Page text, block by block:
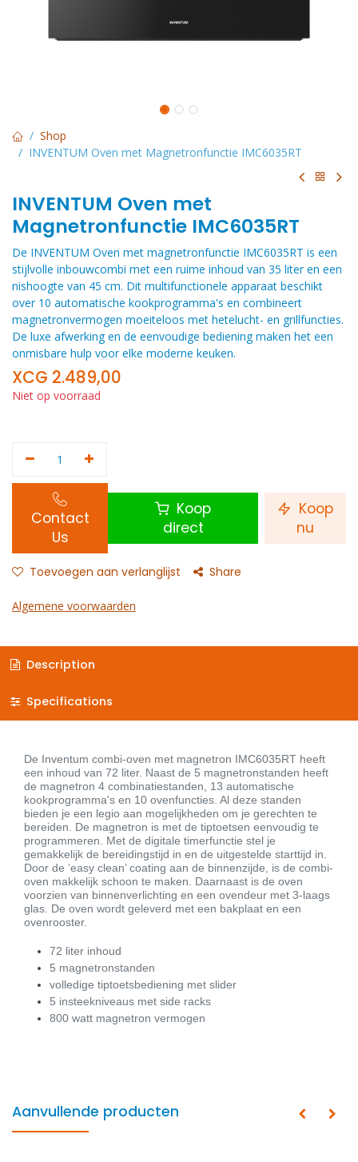
Shop
INVENTUM Oven met Magnetronfunctie IMC6035RT
INVENTUM Oven met
Magnetronfunctie IMC6035RT
De INVENTUM Oven met magnetronfunctie IMC6035RT is een
stijlvolle inbouwcombi met een ruime inhoud van 35 liter en een
nishoogte van 45 cm. Dit multifunctionele apparaat beschikt
over 10 automatische kookprogramma's en combineert
magnetronvermogen moeiteloos met hetelucht- en grillfuncties.
De luxe afwerking en de eenvoudige bediening maken het een
onmisbare hulp voor elke moderne keuken.
XCG 2.489,00
Niet op voorraad
Contact
Us
Koop
direct
Koop
nu
Toevoegen aan verlanglijst Share
Algemene voorwaarden
Description
Specifications
De Inventum combi-oven met magnetron IMC6035RT heeft
een inhoud van 72 liter. Naast de 5 magnetronstanden heeft
de magnetron 4 combinatiestanden, 13 automatische
kookprogramma's en 10 ovenfuncties. Al deze standen
bieden je een legio aan mogelijkheden om je gerechten te
bereiden. De magnetron is met de tiptoetsen eenvoudig te
programmeren. Met de digitale timerfunctie stel je
gemakkelijk de bereidingstijd in en de uitgestelde starttijd in.
Door de ‘easy clean’ coating aan de binnenzijde, is de combi-
oven makkelijk schoon te maken. Daarnaast is de oven
voorzien van binnenverlichting en een ovendeur met 3-laags
glas. De oven wordt geleverd met een bakplaat en een
ovenrooster.
72 liter inhoud
5 magnetronstanden
volledige tiptoetsbediening met slider
5 insteekniveaus met side racks
800 watt magnetron vermogen
Aanvullende producten